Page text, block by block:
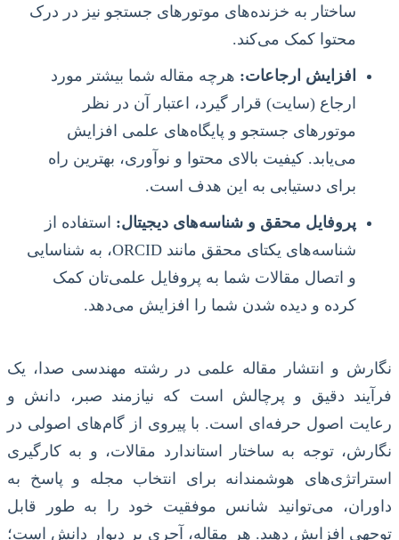
ساختار به خزنده‌های موتورهای جستجو نیز در درک
محتوا کمک می‌کند.
افزایش ارجاعات: هرچه مقاله شما بیشتر مورد
ارجاع (سایت) قرار گیرد، اعتبار آن در نظر
موتورهای جستجو و پایگاه‌های علمی افزایش
می‌یابد. کیفیت بالای محتوا و نوآوری، بهترین راه
برای دستیابی به این هدف است.
پروفایل محقق و شناسه‌های دیجیتال: استفاده از
شناسه‌های یکتای محقق مانند ORCID، به شناسایی
و اتصال مقالات شما به پروفایل علمی‌تان کمک
کرده و دیده شدن شما را افزایش می‌دهد.
نگارش و انتشار مقاله علمی در رشته مهندسی صدا، یک
فرآیند دقیق و پرچالش است که نیازمند صبر، دانش و
رعایت اصول حرفه‌ای است. با پیروی از گام‌های اصولی در
نگارش، توجه به ساختار استاندارد مقالات، و به کارگیری
استراتژی‌های هوشمندانه برای انتخاب مجله و پاسخ به
داوران، می‌توانید شانس موفقیت خود را به طور قابل
توجهی افزایش دهید. هر مقاله، آجری بر دیوار دانش است؛